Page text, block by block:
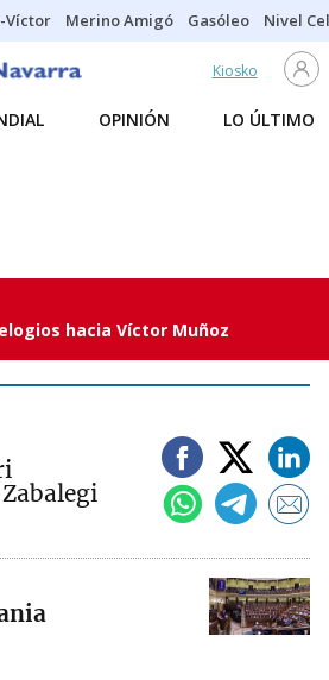
Víctor Merino Amigó Gasóleo Nivel
Kiosko
OPINIÓN LO ÚLTIMO
hacia Víctor Muñoz